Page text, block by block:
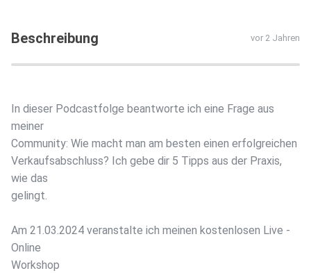
Beschreibung vor 2 Jahren
In dieser Podcastfolge beantworte ich eine Frage aus
meiner
Community: Wie macht man am besten einen erfolgreichen
Verkaufsabschluss? Ich gebe dir 5 Tipps aus der Praxis,
wie das
gelingt.
Am 21.03.2024 veranstalte ich meinen kostenlosen Live -
Online
Workshop